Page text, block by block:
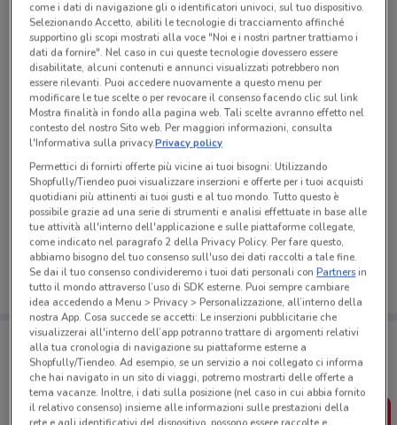
Ci dispiace, al momento non abbiamo pubblicato
volantini nella tua zona. Riprova più tardi.
Porta DoveConviene sempre con te!
Puoi trovare le migliori offerte dei negozi vicino a te,
salvarle e creare la tua lista del risparmio, comodamente
dal tuo cellulare.
SCARICA L’APP
come i dati di navigazione gli o identificatori univoci, sul tuo dispositivo.
Selezionando Accetto, abiliti le tecnologie di tracciamento affinché
supportino gli scopi mostrati alla voce "Noi e i nostri partner trattiamo i
dati da fornire". Nel caso in cui queste tecnologie dovessero essere
disabilitate, alcuni contenuti e annunci visualizzati potrebbero non
essere rilevanti. Puoi accedere nuovamente a questo menu per
modificare le tue scelte o per revocare il consenso facendo clic sul link
Mostra finalità in fondo alla pagina web. Tali scelte avranno effetto nel
contesto del nostro Sito web. Per maggiori informazioni, consulta
l'Informativa sulla privacy.Privacy policy
Permettici di fornirti offerte più vicine ai tuoi bisogni: Utilizzando
Shopfully/Tiendeo puoi visualizzare inserzioni e offerte per i tuoi acquisti
quotidiani più attinenti ai tuoi gusti e al tuo mondo. Tutto questo è
possibile grazie ad una serie di strumenti e analisi effettuate in base alle
tue attività all'interno dell'applicazione e sulle piattaforme collegate,
come indicato nel paragrafo 2 della Privacy Policy. Per fare questo,
abbiamo bisogno del tuo consenso sull'uso dei dati raccolti a tale fine.
Se dai il tuo consenso condivideremo i tuoi dati personali conPartnersin
tutto il mondo attraverso l’uso di SDK esterne. Puoi sempre cambiare
idea accedendo a Menu > Privacy > Personalizzazione, all’interno della
nostra App. Cosa succede se accetti: Le inserzioni pubblicitarie che
visualizzerai all'interno dell’app potranno trattare di argomenti relativi
alla tua cronologia di navigazione su piattaforme esterne a
Shopfully/Tiendeo. Ad esempio, se un servizio a noi collegato ci informa
che hai navigato in un sito di viaggi, potremo mostrarti delle offerte a
tema vacanze. Inoltre, i dati sulla posizione (nel caso in cui abbia fornito
il relativo consenso) insieme alle informazioni sulle prestazioni della